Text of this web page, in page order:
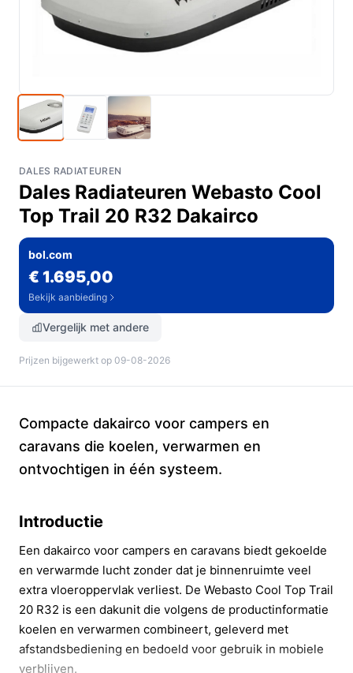
DALES RADIATEUREN
Dales Radiateuren Webasto Cool
Top Trail 20 R32 Dakairco
bol.com
€ 1.695,00
Bekijk aanbieding
Vergelijk met andere
Prijzen bijgewerkt op 09-08-2026
Compacte dakairco voor campers en
caravans die koelen, verwarmen en
ontvochtigen in één systeem.
Introductie
Een dakairco voor campers en caravans biedt gekoelde
en verwarmde lucht zonder dat je binnenruimte veel
extra vloeroppervlak verliest. De Webasto Cool Top Trail
20 R32 is een dakunit die volgens de productinformatie
koelen en verwarmen combineert, geleverd met
afstandsbediening en bedoeld voor gebruik in mobiele
verblijven.